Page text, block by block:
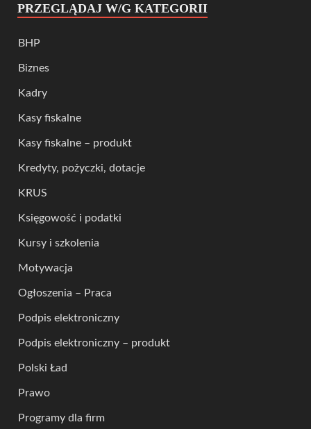
PRZEGLĄDAJ W/G KATEGORII
BHP
Biznes
Kadry
Kasy fiskalne
Kasy fiskalne – produkt
Kredyty, pożyczki, dotacje
KRUS
Księgowość i podatki
Kursy i szkolenia
Motywacja
Ogłoszenia – Praca
Podpis elektroniczny
Podpis elektroniczny – produkt
Polski Ład
Prawo
Programy dla firm